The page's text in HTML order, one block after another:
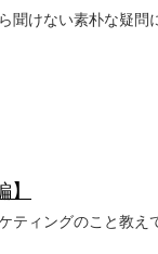
けない素朴な疑問
ティングのこと教え